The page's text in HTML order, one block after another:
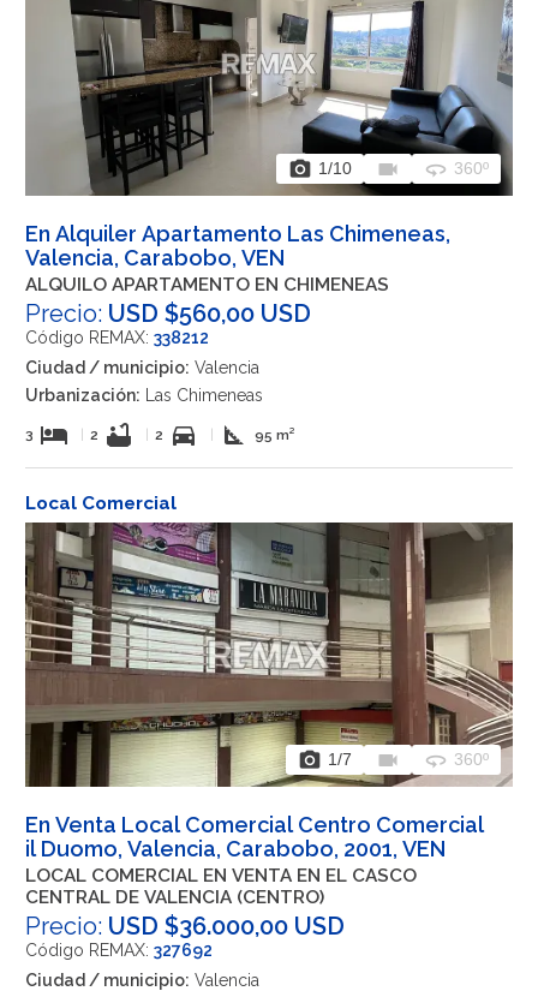
photo_camera 1/10 videocam 360 360º
En Alquiler Apartamento Las Chimeneas,
Valencia, Carabobo, VEN
ALQUILO APARTAMENTO EN CHIMENEAS
Precio: USD $560,00 USD
Código REMAX: 338212
Ciudad / municipio: Valencia
Urbanización: Las Chimeneas
3 hotel 2 bathtub 2 directions_car square_foot 95 m²
Local Comercial
photo_camera 1/7 videocam 360 360º
En Venta Local Comercial Centro Comercial
il Duomo, Valencia, Carabobo, 2001, VEN
LOCAL COMERCIAL EN VENTA EN EL CASCO
CENTRAL DE VALENCIA (CENTRO)
Precio: USD $36.000,00 USD
Código REMAX: 327692
Ciudad / municipio: Valencia